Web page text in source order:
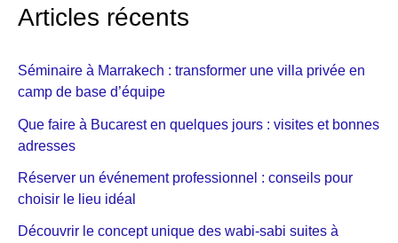
Articles récents
Séminaire à Marrakech : transformer une villa privée en
camp de base d’équipe
Que faire à Bucarest en quelques jours : visites et bonnes
adresses
Réserver un événement professionnel : conseils pour
choisir le lieu idéal
Découvrir le concept unique des wabi-sabi suites à